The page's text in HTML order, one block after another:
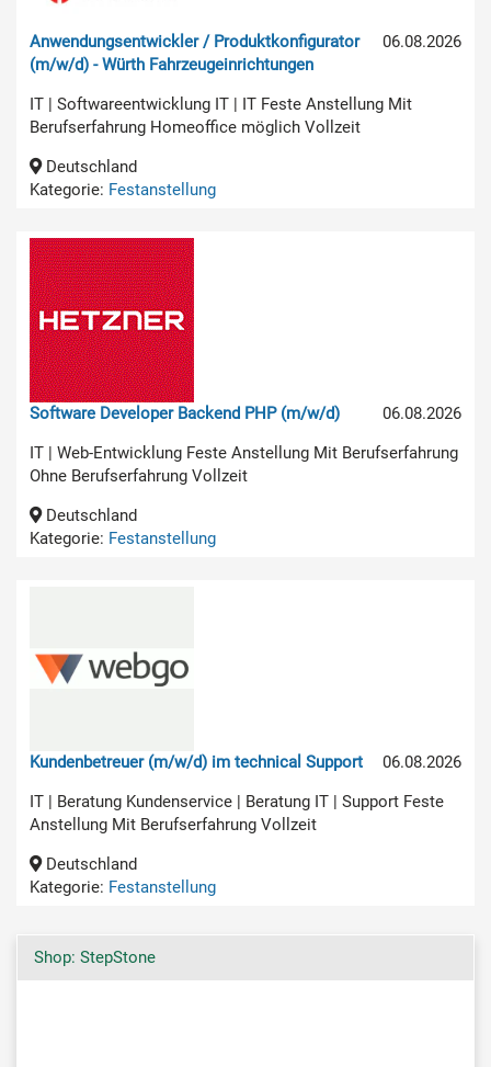
06.08.2026
Anwendungsentwickler / Produktkonfigurator
(m/w/d) - Würth Fahrzeugeinrichtungen
IT | Softwareentwicklung IT | IT Feste Anstellung Mit
Berufserfahrung Homeoffice möglich Vollzeit
Deutschland
Kategorie: Festanstellung
06.08.2026
Software Developer Backend PHP (m/w/d)
IT | Web-Entwicklung Feste Anstellung Mit Berufserfahrung
Ohne Berufserfahrung Vollzeit
Deutschland
Kategorie: Festanstellung
06.08.2026
Kundenbetreuer (m/w/d) im technical Support
IT | Beratung Kundenservice | Beratung IT | Support Feste
Anstellung Mit Berufserfahrung Vollzeit
Deutschland
Kategorie: Festanstellung
Shop: StepStone